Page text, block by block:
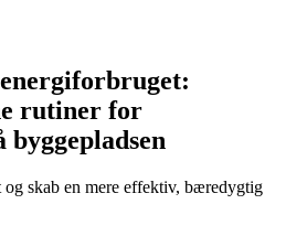
rutiner for
og skab en mere effektiv, bæredygtig